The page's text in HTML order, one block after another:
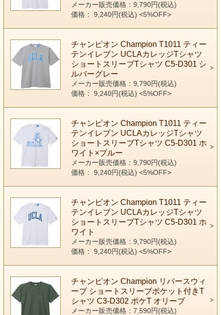
メーカー販売価格：9,790円(税込)
価格： 9,240円(税込) <5%OFF>
チャンピオン Champion T1011 ティー
テンイレブン UCLAカレッジTシャツ
ショートスリーブTシャツ C5-D301 シ
ルバーグレー
メーカー販売価格：9,790円(税込)
価格： 9,240円(税込) <5%OFF>
チャンピオン Champion T1011 ティー
テンイレブン UCLAカレッジTシャツ
ショートスリーブTシャツ C5-D301 ホ
ワイト×ブルー
メーカー販売価格：9,790円(税込)
価格： 9,240円(税込) <5%OFF>
チャンピオン Champion T1011 ティー
テンイレブン UCLAカレッジTシャツ
ショートスリーブTシャツ C5-D301 ホ
ワイト
メーカー販売価格：9,790円(税込)
価格： 9,240円(税込) <5%OFF>
チャンピオン Champion リバースウィ
ーブ ショートスリーブポケット付きT
シャツ C3-D302 ポケT オリーブ
メーカー販売価格：7,590円(税込)